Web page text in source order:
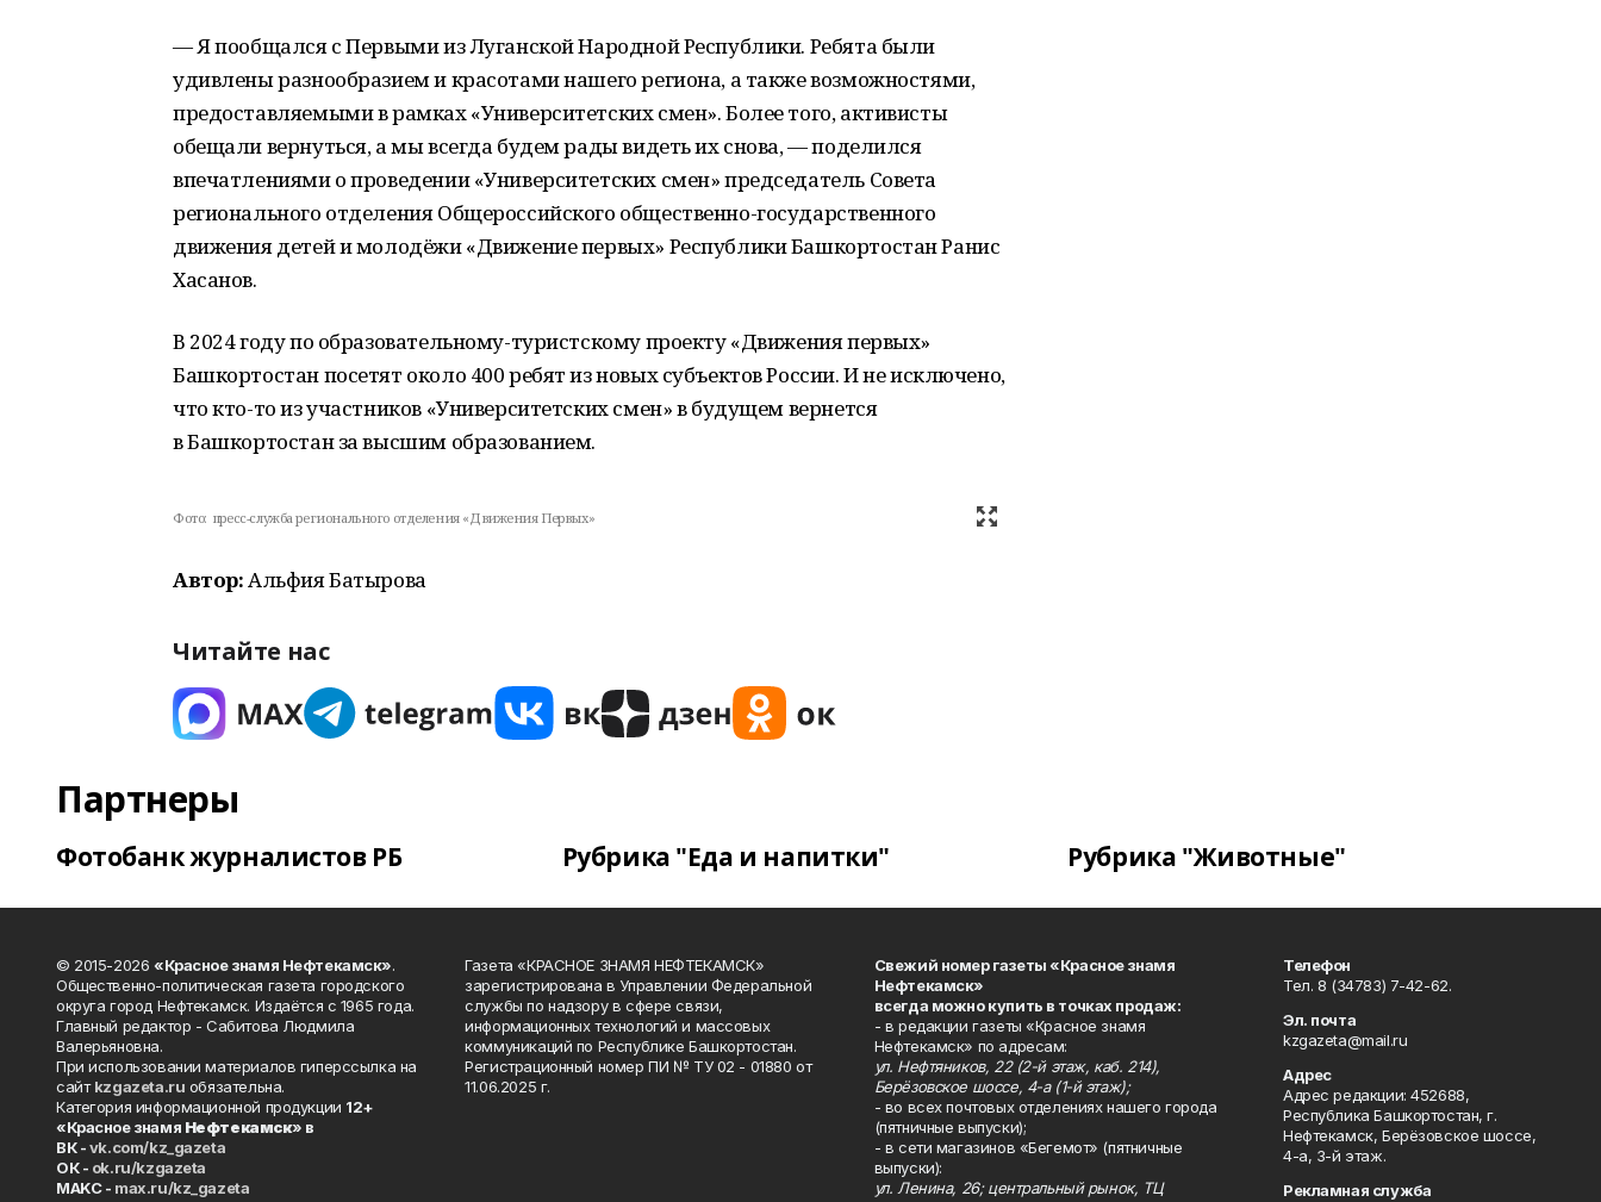
— Я пообщался с Первыми из Луганской Народной Республики. Ребята были
удивлены разнообразием и красотами нашего региона, а также возможностями,
предоставляемыми в рамках «Университетских смен». Более того, активисты
обещали вернуться, а мы всегда будем рады видеть их снова, — поделился
впечатлениями о проведении «Университетских смен» председатель Совета
регионального отделения Общероссийского общественно-государственного
движения детей и молодёжи «Движение первых» Республики Башкортостан Ранис
Хасанов.
В 2024 году по образовательному-туристскому проекту «Движения первых»
Башкортостан посетят около 400 ребят из новых субъектов России. И не исключено,
что кто-то из участников «Университетских смен» в будущем вернется
в Башкортостан за высшим образованием.
Фото: пресс-служба регионального отделения «Движения Первых»
Автор:Альфия Батырова
Читайте нас
Партнеры
Фотобанк журналистов РБ Рубрика "Еда и напитки" Рубрика "Животные"
© 2015-2026 «Красное знамя Нефтекамск».
Общественно-политическая газета городского
округа город Нефтекамск. Издаётся с 1965 года.
Главный редактор - Сабитова Людмила
Валерьяновна.
При использовании материалов гиперссылка на
сайтkzgazeta.ru обязательна.
Категория информационной продукции 12+
«Красное знамя Нефтекамск» в
ВК -vk.com/kz_gazeta
ОК - ok.ru/kzgazeta
MAKC - max.ru/kz_gazeta
Газета «КРАСНОЕ ЗНАМЯ НЕФТЕКАМСК»
зарегистрирована в Управлении Федеральной
службы по надзору в сфере связи,
информационных технологий и массовых
коммуникаций по Республике Башкортостан.
Регистрационный номер ПИ № ТУ 02 - 01880 от
11.06.2025 г.
Свежий номер газеты «Красное знамя
Нефтекамск»
всегда можно купить в точках продаж:
- в редакции газеты «Красное знамя
Нефтекамск» по адресам:
ул. Нефтяников, 22 (2-й этаж, каб. 214),
Берёзовское шоссе, 4-а (1-й этаж);
- во всех почтовых отделениях нашего города
(пятничные выпуски);
- в сети магазинов «Бегемот» (пятничные
выпуски):
ул. Ленина, 26; центральный рынок, ТЦ
Телефон
Тел. 8 (34783) 7-42-62.
Эл. почта
kzgazeta@mail.ru
Адрес
Адрес редакции: 452688,
Республика Башкортостан, г.
Нефтекамск, Берёзовское шоссе,
4-а, 3-й этаж.
Рекламная служба